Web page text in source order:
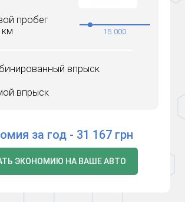
пробег
км
15 000
впрыск
впрыск
за год - 31 167 грн
ЭКОНОМИЮ НА ВАШЕ АВТО